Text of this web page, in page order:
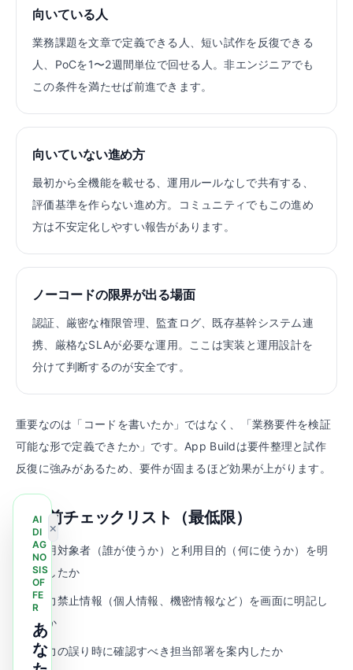
向いている人
業務課題を文章で定義できる人、短い試作を反復できる
人、PoCを1〜2週間単位で回せる人。非エンジニアでも
この条件を満たせば前進できます。
向いていない進め方
最初から全機能を載せる、運用ルールなしで共有する、
評価基準を作らない進め方。コミュニティでもこの進め
方は不安定化しやすい報告があります。
ノーコードの限界が出る場面
認証、厳密な権限管理、監査ログ、既存基幹システム連
携、厳格なSLAが必要な運用。ここは実装と運用設計を
分けて判断するのが安全です。
重要なのは「コードを書いたか」ではなく、「業務要件を検証
可能な形で定義できたか」です。App Buildは要件整理と試作
反復に強みがあるため、要件が固まるほど効果が上がります。
公開前チェックリスト（最低限）
利用対象者（誰が使うか）と利用目的（何に使うか）を明
記したか
入力禁止情報（個人情報、機密情報など）を画面に明記し
たか
出力の誤り時に確認すべき担当部署を案内したか
AI
DI
AG
NO
SIS
OF
FE
R
あ
な
×